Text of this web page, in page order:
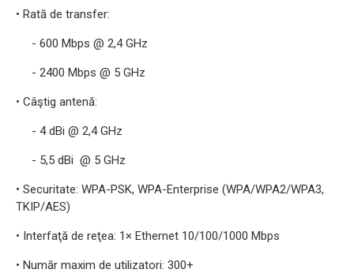
• Rată de transfer:
- 600 Mbps @ 2,4 GHz
- 2400 Mbps @ 5 GHz
• Câştig antenă:
- 4 dBi @ 2,4 GHz
- 5,5 dBi @ 5 GHz
• Securitate: WPA-PSK, WPA-Enterprise (WPA/WPA2/WPA3,
TKIP/AES)
• Interfaţă de reţea: 1× Ethernet 10/100/1000 Mbps
• Număr maxim de utilizatori: 300+